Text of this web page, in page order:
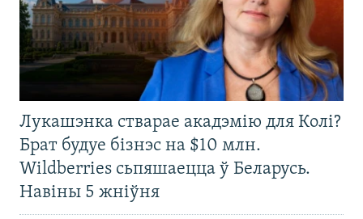
Лукашэнка стварае акадэмію для Колі?
Брат будуе бізнэс на $10 млн.
Wildberries сьпяшаецца ў Беларусь.
Навіны 5 жніўня